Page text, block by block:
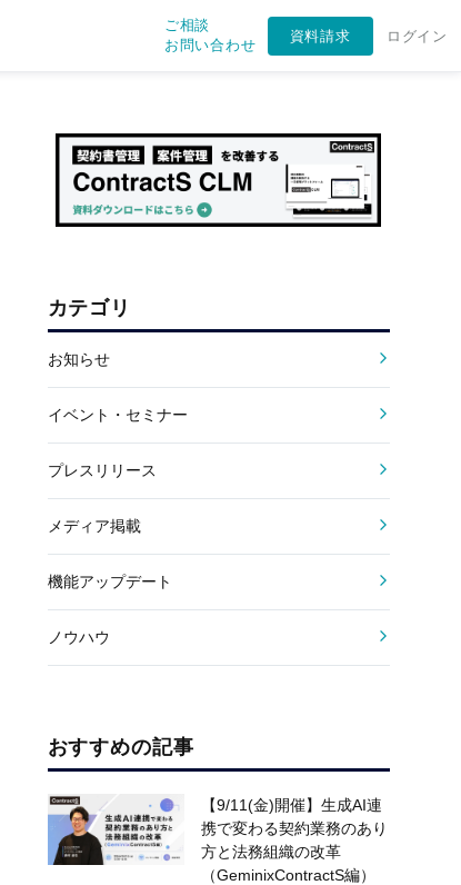
ご相談
お問い合わせ
資料請求 ログイン
カテゴリ
お知らせ
イベント・セミナー
プレスリリース
メディア掲載
機能アップデート
ノウハウ
おすすめの記事
【9/11(金)開催】生成AI連
携で変わる契約業務のあり
方と法務組織の改革
（GeminixContractS編）